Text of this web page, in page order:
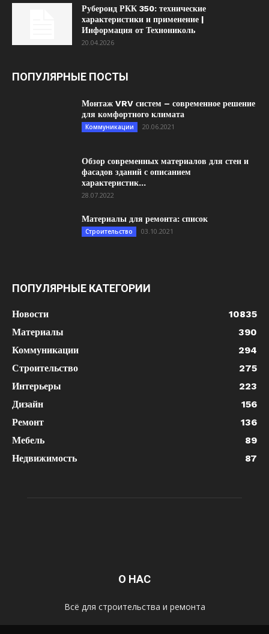
Рубероид РКК 350: технические
характеристики и применение |
Информация от Технониколь
20.04.2026
ПОПУЛЯРНЫЕ ПОСТЫ
Монтаж VRV систем – современное решение
для комфортного климата
Коммуникации 20.06.2021
Обзор современных материалов для стен и
фасадов зданий с описанием
характеристик...
28.07.2022
Материалы для ремонта: список
Строительство 03.10.2021
ПОПУЛЯРНЫЕ КАТЕГОРИИ
Новости
10835
Материалы
390
Коммуникации
294
Строительство
275
Интерьеры
223
Дизайн
156
Ремонт
136
Мебель
89
Недвижимость
87
О НАС
Всё для строительства и ремонта